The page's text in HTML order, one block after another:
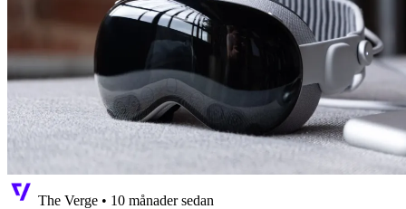
The Verge • 10 månader sedan